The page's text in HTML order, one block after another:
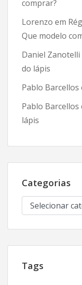
comprar?
Lorenzo em
Que modelo
Daniel Zanotelli
do lápis
Pablo Barcellos
Pablo Barcellos
lápis
Categorias
Categorias
Tags